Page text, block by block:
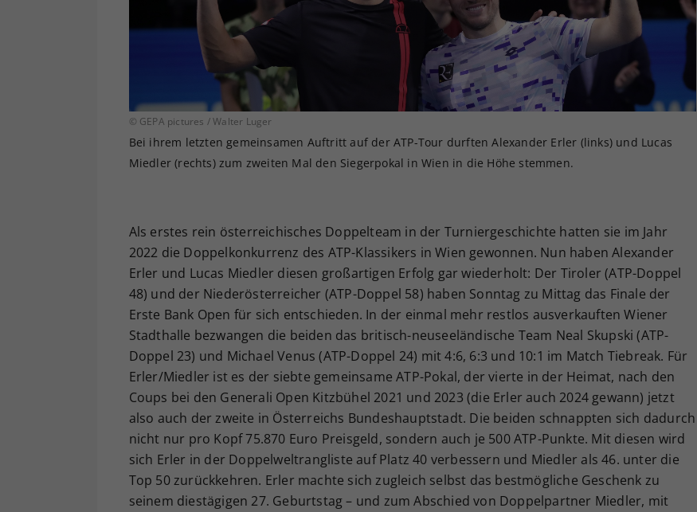
© GEPA pictures / Walter Luger
Bei ihrem letzten gemeinsamen Auftritt auf der ATP-Tour durften Alexander Erler (links) und Lucas
Miedler (rechts) zum zweiten Mal den Siegerpokal in Wien in die Höhe stemmen.
Als erstes rein österreichisches Doppelteam in der Turniergeschichte hatten sie im Jahr
2022 die Doppelkonkurrenz des ATP-Klassikers in Wien gewonnen. Nun haben Alexander
Erler und Lucas Miedler diesen großartigen Erfolg gar wiederholt: Der Tiroler (ATP-Doppel
48) und der Niederösterreicher (ATP-Doppel 58) haben Sonntag zu Mittag das Finale der
Erste Bank Open für sich entschieden. In der einmal mehr restlos ausverkauften Wiener
Stadthalle bezwangen die beiden das britisch-neuseeländische Team Neal Skupski (ATP-
Doppel 23) und Michael Venus (ATP-Doppel 24) mit 4:6, 6:3 und 10:1 im Match Tiebreak. Für
Erler/Miedler ist es der siebte gemeinsame ATP-Pokal, der vierte in der Heimat, nach den
Coups bei den Generali Open Kitzbühel 2021 und 2023 (die Erler auch 2024 gewann) jetzt
also auch der zweite in Österreichs Bundeshauptstadt. Die beiden schnappten sich dadurch
nicht nur pro Kopf 75.870 Euro Preisgeld, sondern auch je 500 ATP-Punkte. Mit diesen wird
sich Erler in der Doppelweltrangliste auf Platz 40 verbessern und Miedler als 46. unter die
Top 50 zurückkehren. Erler machte sich zugleich selbst das bestmögliche Geschenk zu
seinem diestägigen 27. Geburtstag – und zum Abschied von Doppelpartner Miedler, mit
Ihrer vorgenommen Einstellungen, falls der
Webseiten-Betreiber dies eingestellt hat.